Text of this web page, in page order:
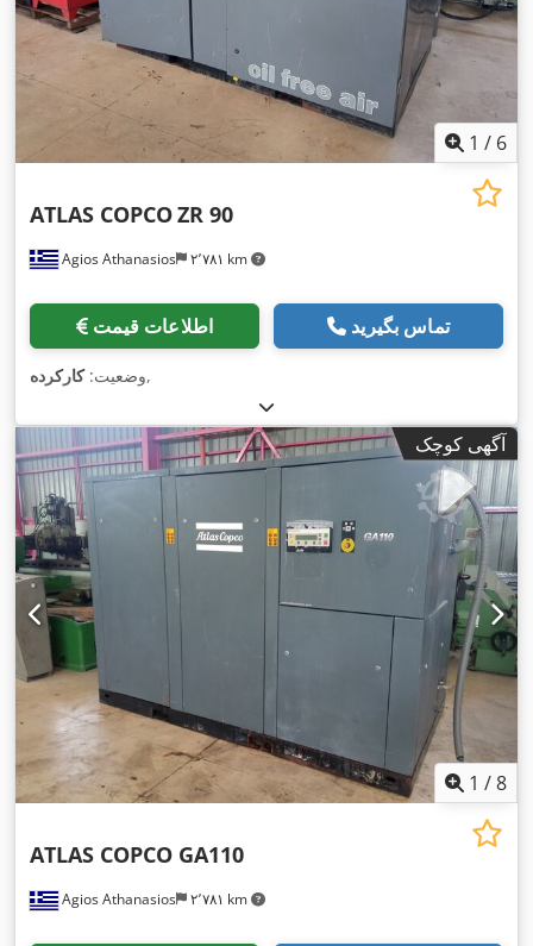
1 / 6
Agios Athanasios ۲٬۷۸۱ km
ATLAS COPCOZR 90
اطلاعات قیمت تماس بگیرید
وضعیت:کارکرده ,
آگهی کوچک
1 /8
Agios Athanasios ۲٬۷۸۱ km
ATLAS COPCO GA110